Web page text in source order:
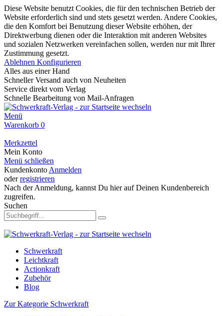
Diese Website benutzt Cookies, die für den technischen Betrieb der
Website erforderlich sind und stets gesetzt werden. Andere Cookies,
die den Komfort bei Benutzung dieser Website erhöhen, der
Direktwerbung dienen oder die Interaktion mit anderen Websites
und sozialen Netzwerken vereinfachen sollen, werden nur mit Ihrer
Zustimmung gesetzt.
Ablehnen Konfigurieren
Alles aus einer Hand
Schneller Versand auch von Neuheiten
Service direkt vom Verlag
Schnelle Bearbeitung von Mail-Anfragen
Menü
Warenkorb 0
Merkzettel
Mein Konto
Menü schließen
Kundenkonto Anmelden
oderregistrieren
Nach der Anmeldung, kannst Du hier auf Deinen Kundenbereich
zugreifen.
Suchen
Schwerkraft
Leichtkraft
Actionkraft
Zubehör
Blog
Zur Kategorie Schwerkraft